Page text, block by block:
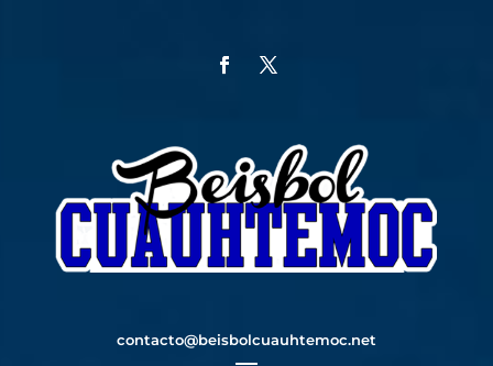
contacto@beisbolcuauhtemoc.net